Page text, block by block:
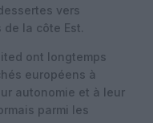
vers
de la côte Est.
ont longtemps
européens à
autonomie et à leur
parmi les